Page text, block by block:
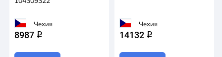
Чехия
8987 q
Чехия
14132 q